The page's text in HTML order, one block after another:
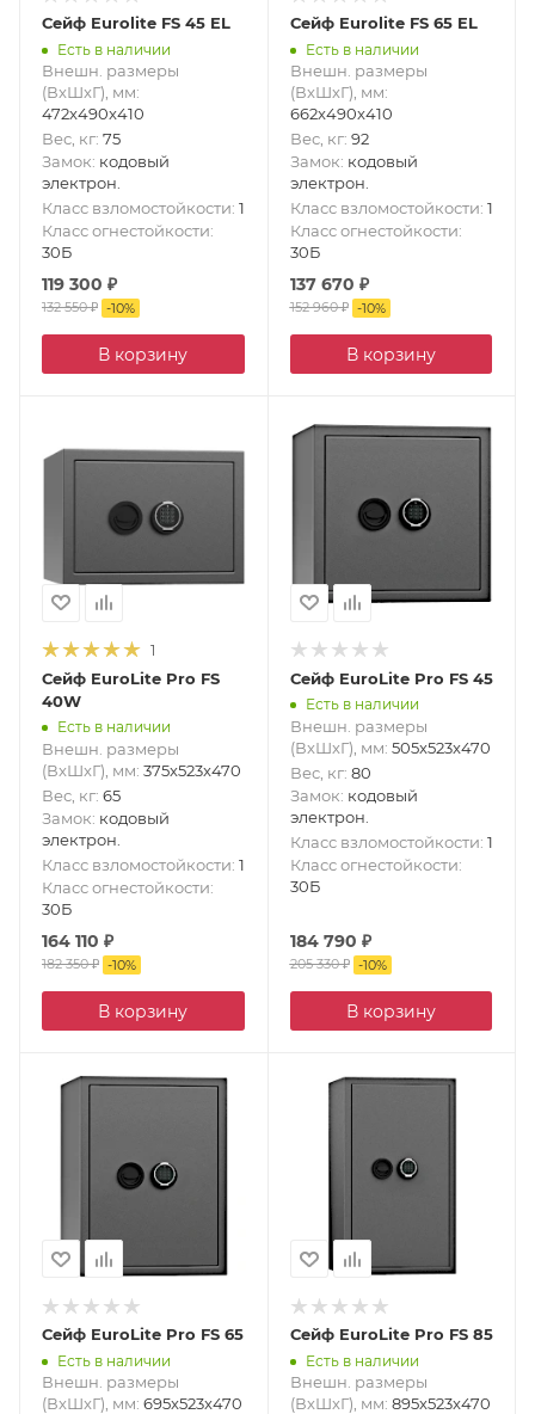
Сейф Eurolite FS 45 EL
Есть в наличии
Внешн. размеры
(ВxШxГ), мм:
472x490x410
Вес, кг: 75
Замок: кодовый
электрон.
Класс взломостойкости: 1
Класс огнестойкости:
30Б
119 300 ₽
132 550₽ -10%
В корзину
Сейф Eurolite FS 65 EL
Есть в наличии
Внешн. размеры
(ВxШxГ), мм:
662x490x410
Вес, кг: 92
Замок: кодовый
электрон.
Класс взломостойкости: 1
Класс огнестойкости:
30Б
137 670 ₽
152 960₽ -10%
В корзину
1
Сейф EuroLite Pro FS
40W
Есть в наличии
Внешн. размеры
(ВxШxГ), мм: 375x523x470
Вес, кг: 65
Замок: кодовый
электрон.
Класс взломостойкости: 1
Класс огнестойкости:
30Б
164 110 ₽
182 350₽ -10%
В корзину
Сейф EuroLite Pro FS 45
Есть в наличии
Внешн. размеры
(ВxШxГ), мм: 505x523x470
Вес, кг: 80
Замок: кодовый
электрон.
Класс взломостойкости: 1
Класс огнестойкости:
30Б
184 790 ₽
205 330₽ -10%
В корзину
Сейф EuroLite Pro FS 65
Есть в наличии
Внешн. размеры
(ВxШxГ), мм: 695x523x470
Сейф EuroLite Pro FS 85
Есть в наличии
Внешн. размеры
(ВxШxГ), мм: 895x523x470